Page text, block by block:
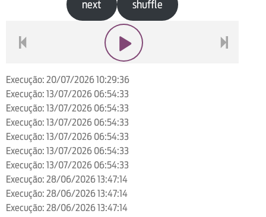
next shuffle
Execução: 20/07/2026 10:29:36
Execução: 13/07/2026 06:54:33
Execução: 13/07/2026 06:54:33
Execução: 13/07/2026 06:54:33
Execução: 13/07/2026 06:54:33
Execução: 13/07/2026 06:54:33
Execução: 13/07/2026 06:54:33
Execução: 28/06/2026 13:47:14
Execução: 28/06/2026 13:47:14
Execução: 28/06/2026 13:47:14